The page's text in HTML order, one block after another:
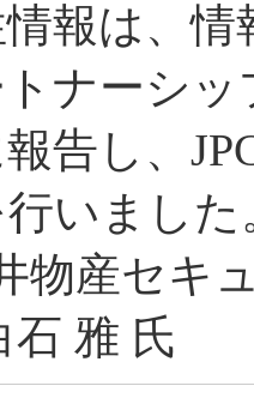
報は、
ナーシ
告し、
いました
物産セキ
石 雅 氏